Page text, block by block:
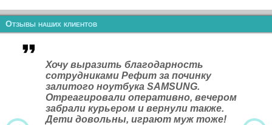
Отзывы наших клиентов
Хочу выразить благодарность
сотрудниками Рефит за починку
залитого ноутбука SAMSUNG.
Отреагировали оперативно, вечером
забрали курьером и вернули также.
Дети довольны, играют муж тоже!